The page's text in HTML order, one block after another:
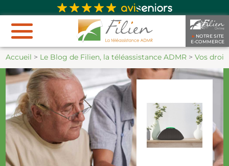
► NOTRE SITE
E-COMMERCE
Accueil > Le Blog de Filien, la téléassistance ADMR >Vos